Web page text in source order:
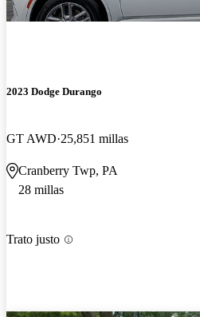
2023 Dodge Durango
GT AWD 25,851 millas
Cranberry Twp, PA
28 millas
Trato justo